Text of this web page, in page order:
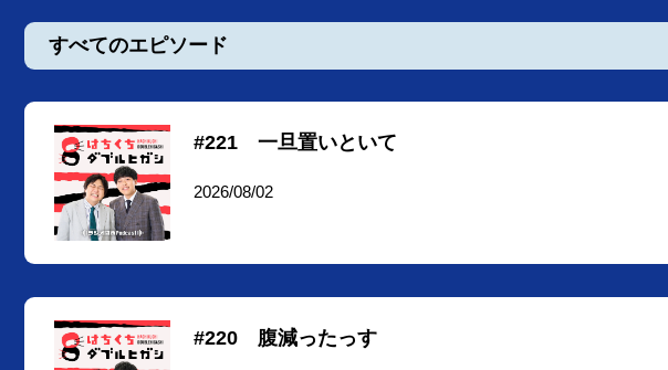
すべてのエピソード
#221 一旦置いといて
2026/08/02
#220 腹減ったっす